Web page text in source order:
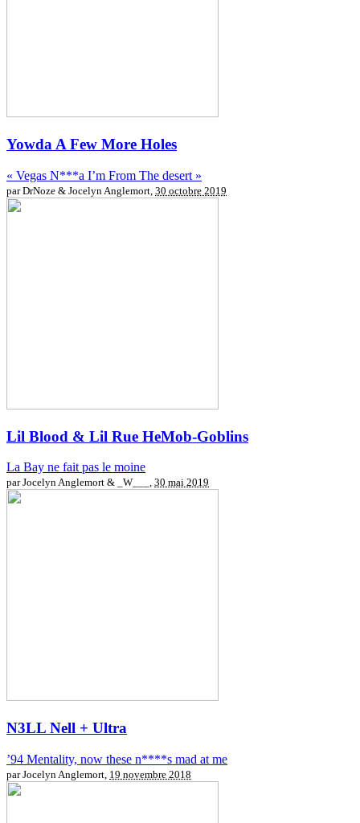
Yowda A Few More Holes
« Vegas N***a I’m From The desert »
par DrNoze & Jocelyn Anglemort, 30 octobre 2019
Lil Blood & Lil Rue HeMob-Goblins
La Bay ne fait pas le moine
par Jocelyn Anglemort & _W___, 30 mai 2019
N3LL Nell + Ultra
’94 Mentality, now these n****s mad at me
par Jocelyn Anglemort, 19 novembre 2018